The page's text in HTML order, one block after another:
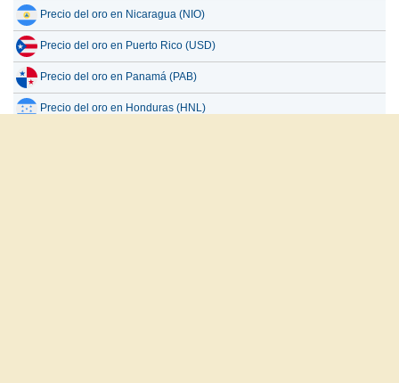
Precio del oro en Nicaragua (NIO)
Precio del oro en Puerto Rico (USD)
Precio del oro en Panamá (PAB)
Precio del oro en Honduras (HNL)